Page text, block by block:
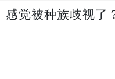
感觉被种族歧视了